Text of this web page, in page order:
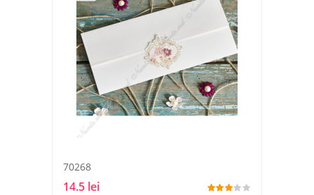
70268
14.5 lei